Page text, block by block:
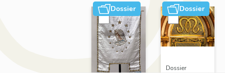
Dossier Dossier
Dossier